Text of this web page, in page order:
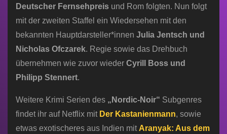
Deutscher Fernsehpreis und Rom folgten. Nun folgt
mit der zweiten Staffel ein Wiedersehen mit den
bekannten Hauptdarsteller*innen Julia Jentsch und
Nicholas Ofczarek. Regie sowie das Drehbuch
übernehmen wie zuvor wieder Cyrill Boss und
Philipp Stennert.
Weitere Krimi Serien des „Nordic-Noir“ Subgenres
findet ihr auf Netflix mit Der Kastanienmann, sowie
etwas exotischeres aus Indien mit Aranyak: Aus dem